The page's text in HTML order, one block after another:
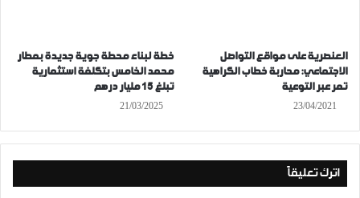
العنصرية على مواقع التواصل
الاجتماعي: محاربة خطاب الكراهية
تمر عبر التوعية
23/04/2021
خطة لبناء محطة جوية جديدة بمطار
محمد الخامس بتكلفة استثمارية
تبلغ 15 مليار درهم
21/03/2025
اترك تعليقاً